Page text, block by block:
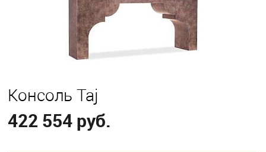
Консоль Taj
422 554 руб.